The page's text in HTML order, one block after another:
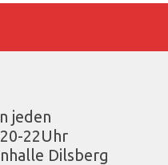
jeden
22Uhr
Dilsberg